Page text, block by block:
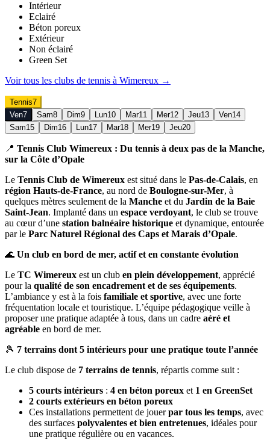
Intérieur
Eclairé
Béton poreux
Extérieur
Non éclairé
Green Set
Voir tous les clubs de tennis à Wimereux →
Tennis7
Ven7 Sam8 Dim9 Lun10 Mar11 Mer12 Jeu13 Ven14
Sam15 Dim16 Lun17 Mar18 Mer19 Jeu20
📍 Tennis Club Wimereux : Du tennis à deux pas de la Manche,
sur la Côte d’Opale
Le Tennis Club de Wimereux est situé dans le Pas-de-Calais, en
région Hauts-de-France, au nord de Boulogne-sur-Mer, à
quelques mètres seulement de la Manche et du Jardin de la Baie
Saint-Jean. Implanté dans un espace verdoyant, le club se trouve
au cœur d’une station balnéaire historique et dynamique, entourée
par le Parc Naturel Régional des Caps et Marais d’Opale.
🌊 Un club en bord de mer, actif et en constante évolution
Le TC Wimereux est un club en plein développement, apprécié
pour la qualité de son encadrement et de ses équipements.
L’ambiance y est à la fois familiale et sportive, avec une forte
fréquentation locale et touristique. L’équipe pédagogique veille à
proposer une pratique adaptée à tous, dans un cadre aéré et
agréable en bord de mer.
🎾 7 terrains dont 5 intérieurs pour une pratique toute l’année
Le club dispose de 7 terrains de tennis, répartis comme suit :
5 courts intérieurs : 4 en béton poreux et 1 en GreenSet
2 courts extérieurs en béton poreux
Ces installations permettent de jouerpar tous les temps, avec
des surfaces polyvalentes et bien entretenues, idéales pour
une pratique régulière ou en vacances.